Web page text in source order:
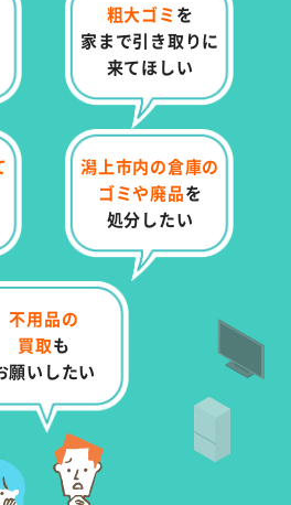
粗大ゴミを
家まで引き取りに
来てほしい
潟上市内の倉庫の
ゴミや廃品を
処分したい
不用品の
買取も
願いしたい